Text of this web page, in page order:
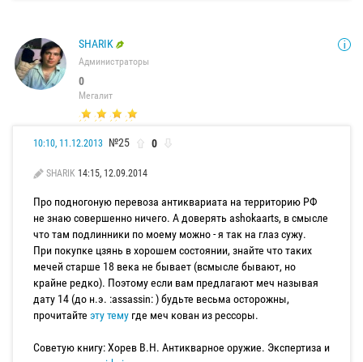
SHARIK
Администраторы
0
Мегалит
10:10, 11.12.2013 №25 0
SHARIK 14:15, 12.09.2014
Про подногоную перевоза антиквариата на территорию РФ
не знаю совершенно ничего. А доверять ashokaarts, в смысле
что там подлинники по моему можно - я так на глаз сужу.
При покупке цзянь в хорошем состоянии, знайте что таких
мечей старше 18 века не бывает (всмысле бывают, но
крайне редко). Поэтому если вам предлагают меч называя
дату 14 (до н.э. :assassin: ) будьте весьма осторожны,
прочитайте эту тему где меч кован из рессоры.
Советую книгу: Хорев В.Н. Антикварное оружие. Экспертиза и